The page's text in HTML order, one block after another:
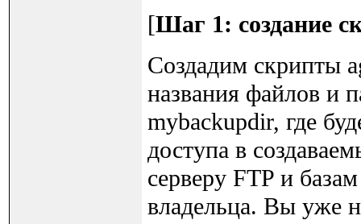
[Шаг 1: создание
Создадим скрипты
названия файлов и
mybackupdir, где
доступа в
серверу FTP и
владельца. Вы уже